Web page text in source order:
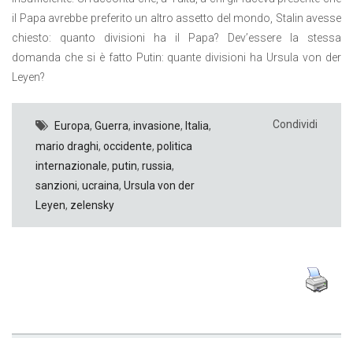
il Papa avrebbe preferito un altro assetto del mondo, Stalin avesse
chiesto: quanto divisioni ha il Papa? Dev’essere la stessa
domanda che si è fatto Putin: quante divisioni ha Ursula von der
Leyen?
Europa, Guerra, invasione, Italia,
mario draghi, occidente, politica
internazionale, putin, russia,
sanzioni, ucraina, Ursula von der
Leyen, zelensky
Condividi